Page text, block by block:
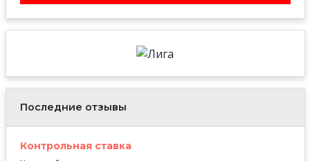
Последние отзывы
Контрольная ставка